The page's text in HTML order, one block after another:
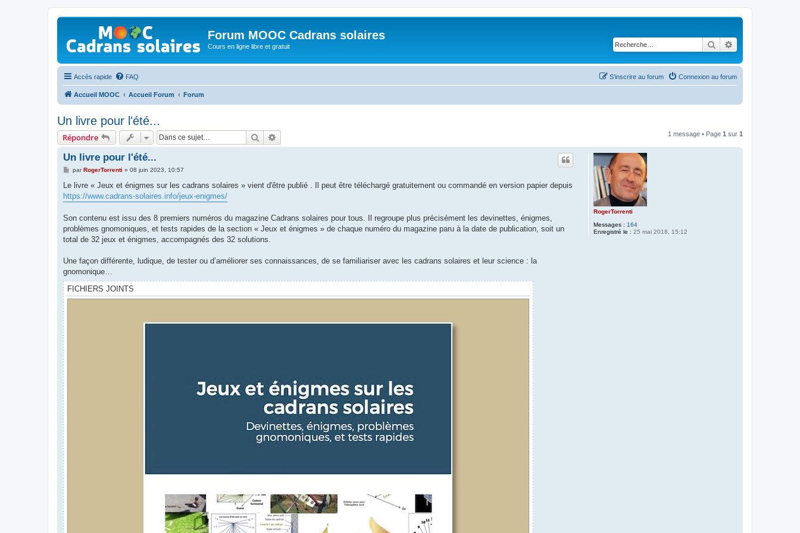
Forum MOOC Cadrans solaires
Cours en ligne libre et gratuit Rechercher
Accès rapide FAQ Connexion au forum
S’inscrire au forum
Accueil MOOC Accueil Forum Forum
Un livre pour l'été...
Répondre Rechercher 1 message • Page 1 sur 1
RogerTorrenti
Messages : 164
Enregistré le : 25 mai 2018, 15:12
Un livre pour l'été...
M
s
a
parRogerTorrenti » 08 juin 2023, 10:57
Le livre « Jeux et énigmes sur les cadrans solaires » vient d'être publié . Il peut être téléchargé gratuitement ou commandé en version papier depuis
https://www.cadrans-solaires.info/jeux-enigmes/
Son contenu est issu des 8 premiers numéros du magazine Cadrans solaires pour tous. Il regroupe plus précisément les devinettes, énigmes,
problèmes gnomoniques, et tests rapides de la section « Jeux et énigmes » de chaque numéro du magazine paru à la date de publication, soit un
total de 32 jeux et énigmes, accompagnés des 32 solutions.
Une façon différente, ludique, de tester ou d’améliorer ses connaissances, de se familiariser avec les cadrans solaires et leur science : la
gnomonique…
FICHIERS JOINTS